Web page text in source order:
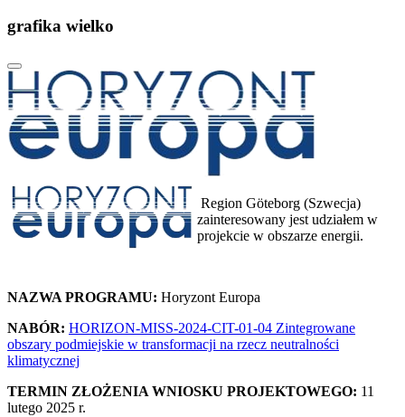
grafika wielko
Region Göteborg (Szwecja)
zainteresowany jest udziałem w
projekcie w obszarze energii.
NAZWA PROGRAMU: Horyzont Europa
NABÓR: HORIZON-MISS-2024-CIT-01-04 Zintegrowane
obszary podmiejskie w transformacji na rzecz neutralności
klimatycznej
TERMIN ZŁOŻENIA WNIOSKU PROJEKTOWEGO: 11
lutego 2025 r.